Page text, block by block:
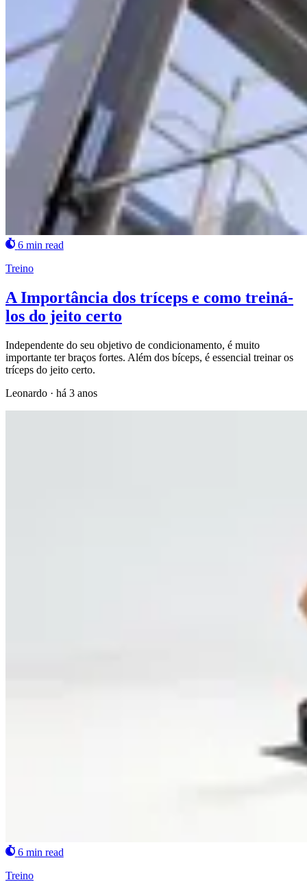
6 min read
Treino
A Importância dos tríceps e como treiná-
los do jeito certo
Independente do seu objetivo de condicionamento, é muito
importante ter braços fortes. Além dos bíceps, é essencial treinar os
tríceps do jeito certo.
Leonardo · há 3 anos
6 min read
Treino